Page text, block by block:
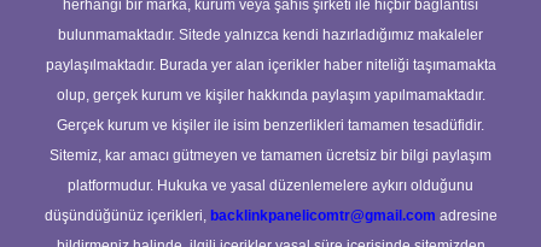
herhangi bir marka, kurum veya şahıs şirketi ile hiçbir bağlantısı
bulunmamaktadır. Sitede yalnızca kendi hazırladığımız makaleler
paylaşılmaktadır. Burada yer alan içerikler haber niteliği taşımamakta
olup, gerçek kurum ve kişiler hakkında paylaşım yapılmamaktadır.
Gerçek kurum ve kişiler ile isim benzerlikleri tamamen tesadüfidir.
Sitemiz, kar amacı gütmeyen ve tamamen ücretsiz bir bilgi paylaşım
platformudur. Hukuka ve yasal düzenlemelere aykırı olduğunu
düşündüğünüz içerikleri, backlinkpanelicomtr@gmail.com adresine